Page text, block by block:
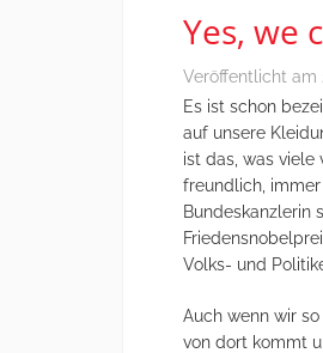
Yes, we
Veröffentlicht am
Es ist schon
auf unsere
ist das, was viele
freundlich, immer
Bundeskanzlerin
Volks- und
Auch wenn wir
von dort kommt